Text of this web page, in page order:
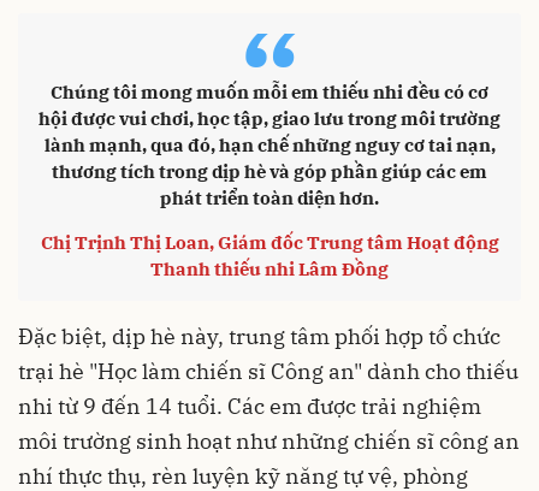
“
Chúng tôi mong muốn mỗi em thiếu nhi đều có cơ
hội được vui chơi, học tập, giao lưu trong môi trường
lành mạnh, qua đó, hạn chế những nguy cơ tai nạn,
thương tích trong dịp hè và góp phần giúp các em
phát triển toàn diện hơn.
Chị Trịnh Thị Loan, Giám đốc Trung tâm Hoạt động
Thanh thiếu nhi Lâm Đồng
Đặc biệt, dịp hè này, trung tâm phối hợp tổ chức
trại hè "Học làm chiến sĩ Công an" dành cho thiếu
nhi từ 9 đến 14 tuổi. Các em được trải nghiệm
môi trường sinh hoạt như những chiến sĩ công an
nhí thực thụ, rèn luyện kỹ năng tự vệ, phòng